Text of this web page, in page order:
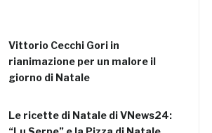
Vittorio Cecchi Gori in
rianimazione per un malore il
giorno di Natale
Le ricette di Natale di VNews24: